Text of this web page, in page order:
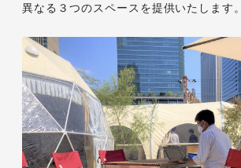
異なる３つのスペースを提供いたします。